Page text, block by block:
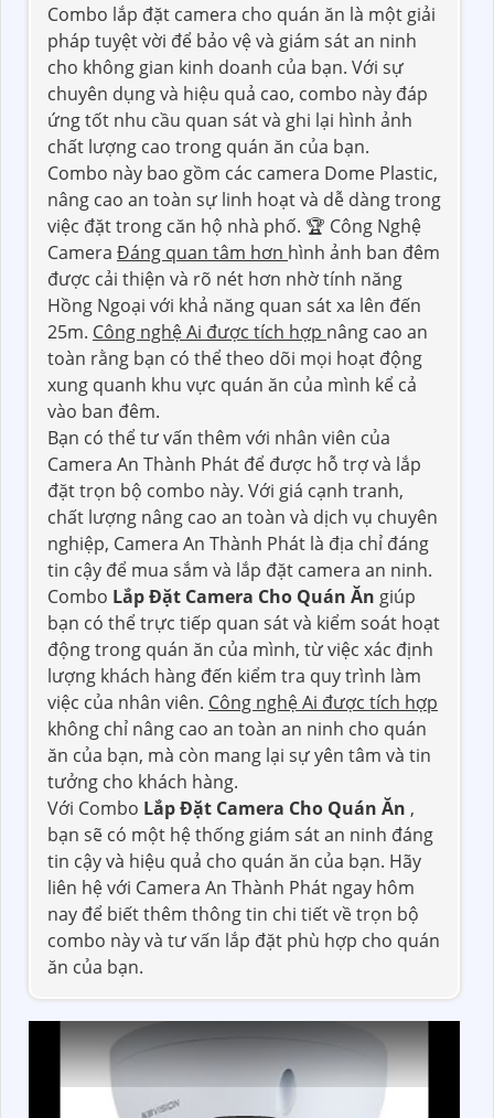
Combo lắp đặt camera cho quán ăn là một giải
pháp tuyệt vời để bảo vệ và giám sát an ninh
cho không gian kinh doanh của bạn. Với sự
chuyên dụng và hiệu quả cao, combo này đáp
ứng tốt nhu cầu quan sát và ghi lại hình ảnh
chất lượng cao trong quán ăn của bạn.
Combo này bao gồm các camera Dome Plastic,
nâng cao an toàn sự linh hoạt và dễ dàng trong
việc đặt trong căn hộ nhà phố. 🏆 Công Nghệ
Camera Đáng quan tâm hơn hình ảnh ban đêm
được cải thiện và rõ nét hơn nhờ tính năng
Hồng Ngoại với khả năng quan sát xa lên đến
25m. Công nghệ Ai được tích hợp nâng cao an
toàn rằng bạn có thể theo dõi mọi hoạt động
xung quanh khu vực quán ăn của mình kể cả
vào ban đêm.
Bạn có thể tư vấn thêm với nhân viên của
Camera An Thành Phát để được hỗ trợ và lắp
đặt trọn bộ combo này. Với giá cạnh tranh,
chất lượng nâng cao an toàn và dịch vụ chuyên
nghiệp, Camera An Thành Phát là địa chỉ đáng
tin cậy để mua sắm và lắp đặt camera an ninh.
Combo Lắp Đặt Camera Cho Quán Ăn giúp
bạn có thể trực tiếp quan sát và kiểm soát hoạt
động trong quán ăn của mình, từ việc xác định
lượng khách hàng đến kiểm tra quy trình làm
việc của nhân viên. Công nghệ Ai được tích hợp
không chỉ nâng cao an toàn an ninh cho quán
ăn của bạn, mà còn mang lại sự yên tâm và tin
tưởng cho khách hàng.
Với Combo Lắp Đặt Camera Cho Quán Ăn ,
bạn sẽ có một hệ thống giám sát an ninh đáng
tin cậy và hiệu quả cho quán ăn của bạn. Hãy
liên hệ với Camera An Thành Phát ngay hôm
nay để biết thêm thông tin chi tiết về trọn bộ
combo này và tư vấn lắp đặt phù hợp cho quán
ăn của bạn.